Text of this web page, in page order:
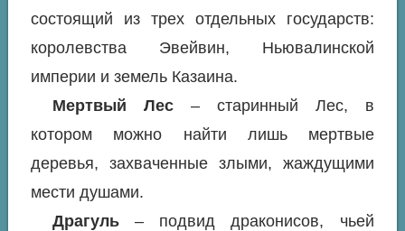
состоящий из трех отдельных государств:
королевства Эвейвин, Ньювалинской
империи и земель Казаина.
Мертвый Лес– старинный Лес, в
котором можно найти лишь мертвые
деревья, захваченные злыми, жаждущими
мести душами.
Драгуль– подвид драконисов, чьей